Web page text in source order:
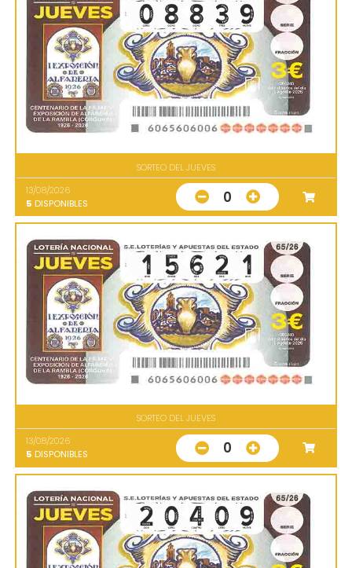
SORTEO DEL JUEVES
13/08/2026
5 DISPONIBLES 0
SORTEO DEL JUEVES
13/08/2026
5 DISPONIBLES 0